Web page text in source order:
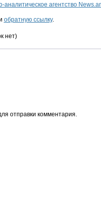
агентство
обратную ссылку.
нет)
отправки комментария.